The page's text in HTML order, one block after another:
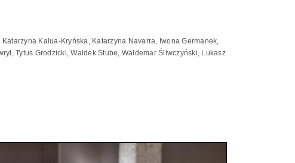
Kalua-Kryńska, Katarzyna Navarra, Iwona Germanek,
Tytus Grodzicki, Waldek Stube, Waldemar Śliwczyński, Lukasz